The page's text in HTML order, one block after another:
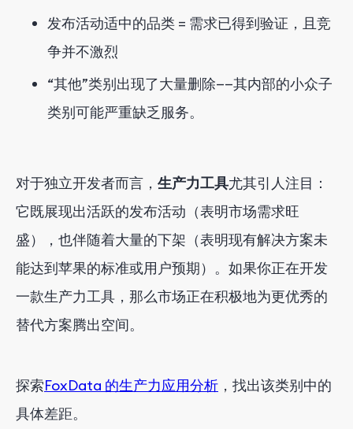
发布活动适中的品类 = 需求已得到验证，且竞
争并不激烈
“其他”类别出现了大量删除——其内部的小众子
类别可能严重缺乏服务。
对于独立开发者而言， 生产力工具尤其引人注目：
它既展现出活跃的发布活动（表明市场需求旺
盛），也伴随着大量的下架（表明现有解决方案未
能达到苹果的标准或用户预期）。如果你正在开发
一款生产力工具，那么市场正在积极地为更优秀的
替代方案腾出空间。
探索FoxData 的生产力应用分析 ，找出该类别中的
具体差距。